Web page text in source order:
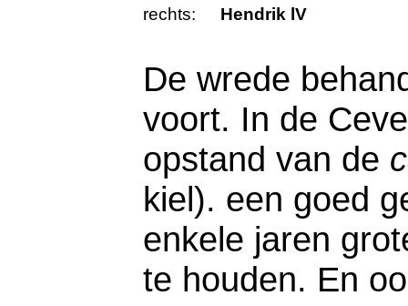
rechts: Hendrik lV
De wrede
voort. In de
opstand van de
kiel). een goed
enkele jaren
te houden. En